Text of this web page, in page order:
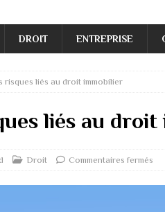
DROIT ENTREPRISE
risques liés au droit immobilier
liés au
Droit Commentaires fermés